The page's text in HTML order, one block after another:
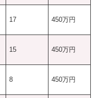
17 450万円
15 450万円
8 450万円